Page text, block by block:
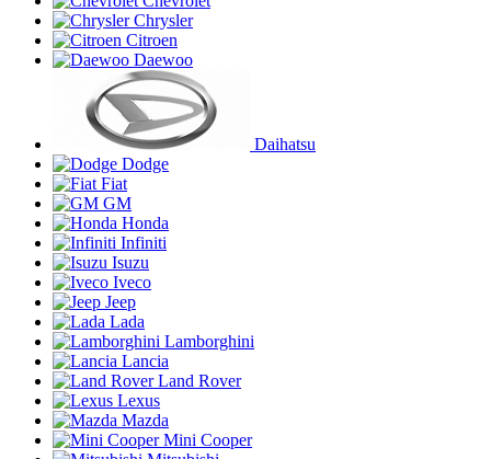
Chrysler
Citroen
Daewoo
Daihatsu
Dodge
Fiat
GM
Honda
Infiniti
Isuzu
Iveco
Jeep
Lada
Lamborghini
Lancia
Land Rover
Lexus
Mazda
Mini Cooper